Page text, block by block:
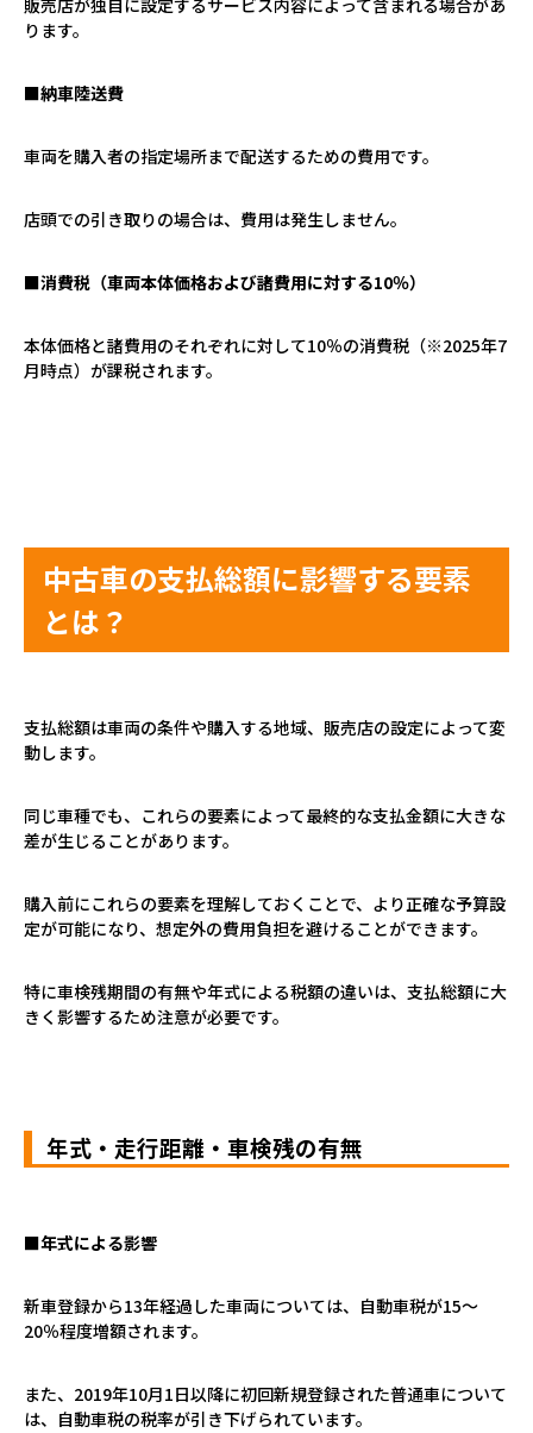
ります。
■納車陸送費
車両を購入者の指定場所まで配送するための費用です。
店頭での引き取りの場合は、費用は発生しません。
■消費税（車両本体価格および諸費用に対する10％）
本体価格と諸費用のそれぞれに対して10％の消費税（※2025年7
月時点）が課税されます。
中古車の支払総額に影響する要素
とは？
支払総額は車両の条件や購入する地域、販売店の設定によって変
動します。
同じ車種でも、これらの要素によって最終的な支払金額に大きな
差が生じることがあります。
購入前にこれらの要素を理解しておくことで、より正確な予算設
定が可能になり、想定外の費用負担を避けることができます。
特に車検残期間の有無や年式による税額の違いは、支払総額に大
きく影響するため注意が必要です。
年式・走行距離・車検残の有無
■年式による影響
新車登録から13年経過した車両については、自動車税が15～
20％程度増額されます。
また、 2019年10月1日以降に初回新規登録された普通車について
は、自動車税の税率が引き下げられています。